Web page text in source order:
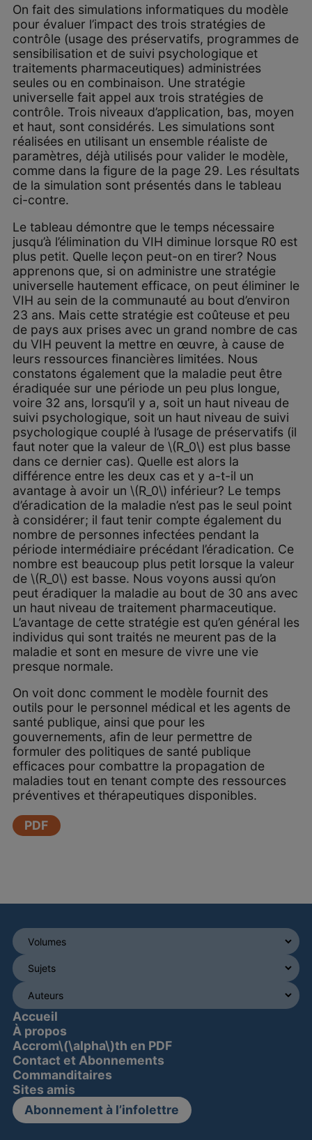
On fait des simulations informatiques du modèle
pour évaluer l’impact des trois stratégies de
contrôle (usage des préservatifs, programmes de
sensibilisation et de suivi psychologique et
traitements pharmaceutiques) administrées
seules ou en combinaison. Une stratégie
universelle fait appel aux trois stratégies de
contrôle. Trois niveaux d’application, bas, moyen
et haut, sont considérés. Les simulations sont
réalisées en utilisant un ensemble réaliste de
paramètres, déjà utilisés pour valider le modèle,
comme dans la figure de la page 29. Les résultats
de la simulation sont présentés dans le tableau
ci-contre.
Le tableau démontre que le temps nécessaire
jusqu’à l’élimination du VIH diminue lorsque R0 est
plus petit. Quelle leçon peut-on en tirer? Nous
apprenons que, si on administre une stratégie
universelle hautement efficace, on peut éliminer le
VIH au sein de la communauté au bout d’environ
23 ans. Mais cette stratégie est coûteuse et peu
de pays aux prises avec un grand nombre de cas
du VIH peuvent la mettre en œuvre, à cause de
leurs ressources financières limitées. Nous
constatons également que la maladie peut être
éradiquée sur une période un peu plus longue,
voire 32 ans, lorsqu’il y a, soit un haut niveau de
suivi psychologique, soit un haut niveau de suivi
psychologique couplé à l’usage de préservatifs (il
faut noter que la valeur de \(R_0\) est plus basse
dans ce dernier cas). Quelle est alors la
différence entre les deux cas et y a-t-il un
avantage à avoir un \(R_0\) inférieur? Le temps
d’éradication de la maladie n’est pas le seul point
à considérer; il faut tenir compte également du
nombre de personnes infectées pendant la
période intermédiaire précédant l’éradication. Ce
nombre est beaucoup plus petit lorsque la valeur
de \(R_0\) est basse. Nous voyons aussi qu’on
peut éradiquer la maladie au bout de 30 ans avec
un haut niveau de traitement pharmaceutique.
L’avantage de cette stratégie est qu’en général les
individus qui sont traités ne meurent pas de la
maladie et sont en mesure de vivre une vie
presque normale.
On voit donc comment le modèle fournit des
outils pour le personnel médical et les agents de
santé publique, ainsi que pour les
gouvernements, afin de leur permettre de
formuler des politiques de santé publique
efficaces pour combattre la propagation de
maladies tout en tenant compte des ressources
préventives et thérapeutiques disponibles.
PDF
Accueil
À propos
Accrom\(\alpha\)th en PDF
Contact et Abonnements
Commanditaires
Sites amis
Abonnement à l’infolettre